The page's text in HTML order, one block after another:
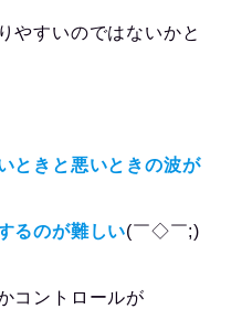
やすいのではないかと
ときと悪いときの波が
るのが難しい(￣◇￣;)
コントロールが